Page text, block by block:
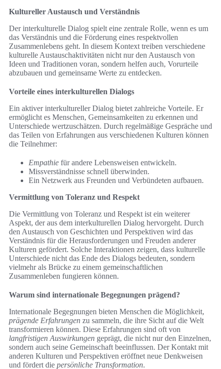
Kultureller Austausch und Verständnis
Der interkulturelle Dialog spielt eine zentrale Rolle, wenn es um
das Verständnis und die Förderung eines respektvollen
Zusammenlebens geht. In diesem Kontext treiben verschiedene
kulturelle Austauschaktivitäten nicht nur den Austausch von
Ideen und Traditionen voran, sondern helfen auch, Vorurteile
abzubauen und gemeinsame Werte zu entdecken.
Vorteile eines interkulturellen Dialogs
Ein aktiver interkultureller Dialog bietet zahlreiche Vorteile. Er
ermöglicht es Menschen, Gemeinsamkeiten zu erkennen und
Unterschiede wertzuschätzen. Durch regelmäßige Gespräche und
das Teilen von Erfahrungen aus verschiedenen Kulturen können
die Teilnehmer:
Empathie für andere Lebensweisen entwickeln.
Missverständnisse schnell überwinden.
Ein Netzwerk aus Freunden und Verbündeten aufbauen.
Vermittlung von Toleranz und Respekt
Die Vermittlung von Toleranz und Respekt ist ein weiterer
Aspekt, der aus dem interkulturellen Dialog hervorgeht. Durch
den Austausch von Geschichten und Perspektiven wird das
Verständnis für die Herausforderungen und Freuden anderer
Kulturen gefördert. Solche Interaktionen zeigen, dass kulturelle
Unterschiede nicht das Ende des Dialogs bedeuten, sondern
vielmehr als Brücke zu einem gemeinschaftlichen
Zusammenleben fungieren können.
Warum sind internationale Begegnungen prägend?
Internationale Begegnungen bieten Menschen die Möglichkeit,
prägende Erfahrungen zu sammeln, die ihre Sicht auf die Welt
transformieren können. Diese Erfahrungen sind oft von
langfristigen Auswirkungen geprägt, die nicht nur den Einzelnen,
sondern auch seine Gemeinschaft beeinflussen. Der Kontakt mit
anderen Kulturen und Perspektiven eröffnet neue Denkweisen
und fördert die persönliche Transformation.